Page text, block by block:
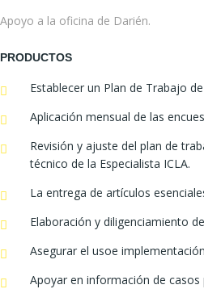
Apoyo a la oficina de Darién.
PRODUCTOS
Establecer un Plan de Trabajo
Aplicación mensual de las
Revisión y ajuste del plan de
técnico de la Especialista ICLA.
La entrega de artículos
Elaboración y diligenciamiento
Asegurar el usoe
Apoyar en información de